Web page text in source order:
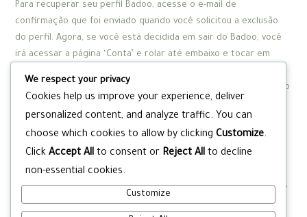
Para recuperar seu perfil Badoo, acesse o e-mail de
confirmação que foi enviado quando você solicitou a exclusão
do perfil. Agora, se você está decidida em sair do Badoo, você
irá acessar a página ‘Conta’ e rolar até embaixo e tocar em
‘Deletar sua conta’ e ‘Continuar’. Após a solicitação de exclusão
de conta, as suas informações pessoais serão apagadas após
28 dias no Badoo. No Tinder, assim que realizei a exclusão da
conta, não foi possível revertê-la. Ambos os serviços destacam
que você deve compartilhar apenas as informações que deseja
que sejam públicas. Afinal, após compartilhadas, não tem como
saber como membros ou não membros dos apps irão usar suas
informações.
We respect your privacy
Cookies help us improve your experience, deliver
personalized content, and analyze traffic. You can
choose which cookies to allow by clicking Customize.
Click Accept All to consent or Reject All to decline
non-essential cookies.
Customize